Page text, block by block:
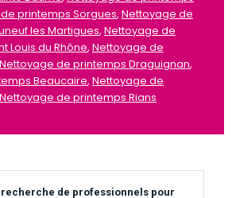
printemps Sorgues, Nettoyage de
les Martigues, Nettoyage de
Louis du Rhône, Nettoyage de
Nettoyage de printemps Draguignan,
Beaucaire, Nettoyage de
Nettoyage de printemps Rians
recherche de professionnels pour